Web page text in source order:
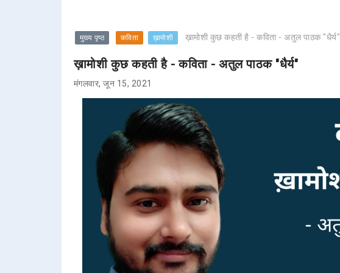
मुख्य पृष्ठ कविता ख़ामोशी ख़ामोशी कुछ कहती है - कविता - अतुल पाठक "धैर्य"
ख़ामोशी कुछ कहती है - कविता - अतुल पाठक "धैर्य"
मंगलवार, जून 15, 2021